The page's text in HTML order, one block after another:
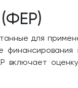
для
включает